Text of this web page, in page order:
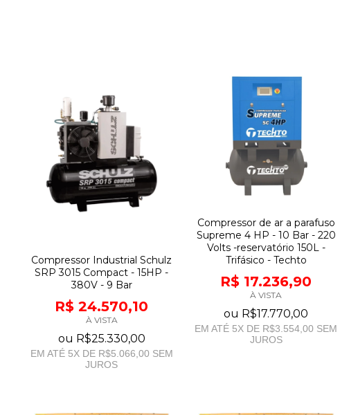
Compressor Industrial Schulz
SRP 3015 Compact - 15HP -
380V - 9 Bar
R$ 24.570,10
À VISTA
ou R$25.330,00
EM ATÉ 5X DE R$5.066,00 SEM
JUROS
Compressor de ar a parafuso
Supreme 4 HP - 10 Bar - 220
Volts -reservatório 150L -
Trifásico - Techto
R$ 17.236,90
À VISTA
ou R$17.770,00
EM ATÉ 5X DE R$3.554,00 SEM
JUROS